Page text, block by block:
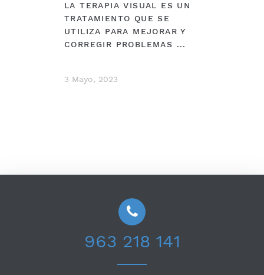
LA TERAPIA VISUAL ES UN
TRATAMIENTO QUE SE
UTILIZA PARA MEJORAR Y
CORREGIR PROBLEMAS ...
3 Mayo, 2023
963 218 141